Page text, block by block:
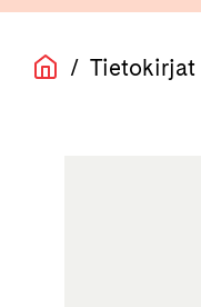
/ Tietokirjat